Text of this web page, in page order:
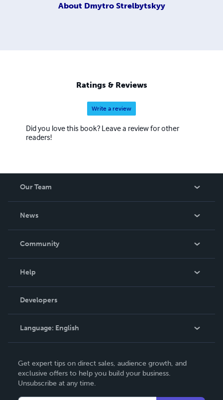
About Dmytro Strelbytskyy
Ratings & Reviews
Write a review
Did you love this book? Leave a review for other
readers!
Our Team
News
In The News
Community
Podcast
Help
Order Lookup
Knowledge Base
Contact Support
Developers
Language: English
Deutsch
Français
Get expert tips on direct sales, audience growth, and
exclusive offers to help you build your business.
Unsubscribe at any time.